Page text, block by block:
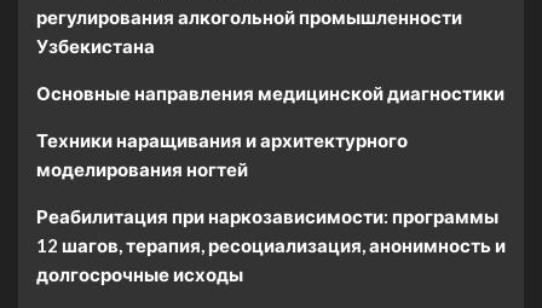
регулирования алкогольной промышленности
Узбекистана
Основные направления медицинской диагностики
Техники наращивания и архитектурного
моделирования ногтей
Реабилитация при наркозависимости: программы
12 шагов, терапия, ресоциализация, анонимность и
долгосрочные исходы